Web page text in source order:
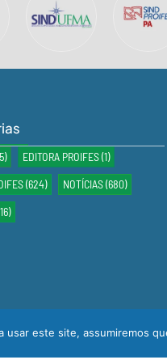
EDITORA PROIFES(1)
(624) NOTÍCIAS(680)
este site, assumiremos